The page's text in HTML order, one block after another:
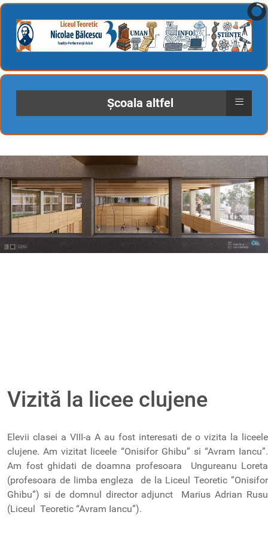
Școala altfel ≡
Vizită la licee clujene
Elevii clasei a VIII-a A au fost interesati de o vizita la liceele
clujene. Am vizitat liceele “Onisifor Ghibu” si “Avram Iancu”.
Am fost ghidati de doamna profesoara Ungureanu Loreta
(profesoara de limba engleza de la Liceul Teoretic ”Onisifor
Ghibu”) si de domnul director adjunct Marius Adrian Rusu
(Liceul Teoretic “Avram Iancu”).